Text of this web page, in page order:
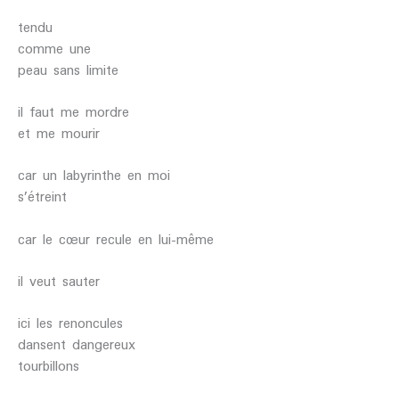
tendu
comme une
peau sans limite
il faut me mordre
et me mourir
car un labyrinthe en moi
s’étreint
car le cœur recule en lui-même
il veut sauter
ici les renoncules
dansent dangereux
tourbillons